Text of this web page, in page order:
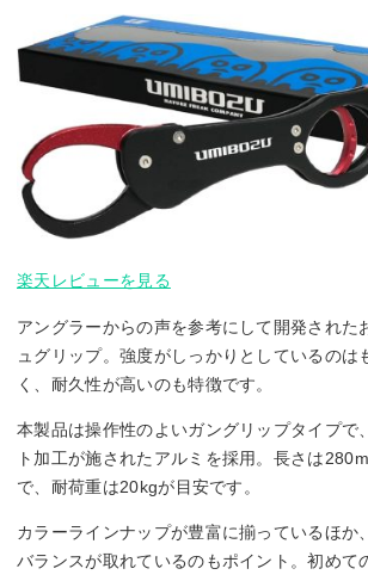
楽天レビューを見る
アングラーからの声を参考にして開発された
ュグリップ。強度がしっかりとしているのは
く、耐久性が高いのも特徴です。
本製品は操作性のよいガングリップタイプで
ト加工が施されたアルミを採用。長さは
で、耐荷重は20kgが目安です。
カラーラインナップが豊富に揃っているほか
バランスが取れているのもポイント。初めて